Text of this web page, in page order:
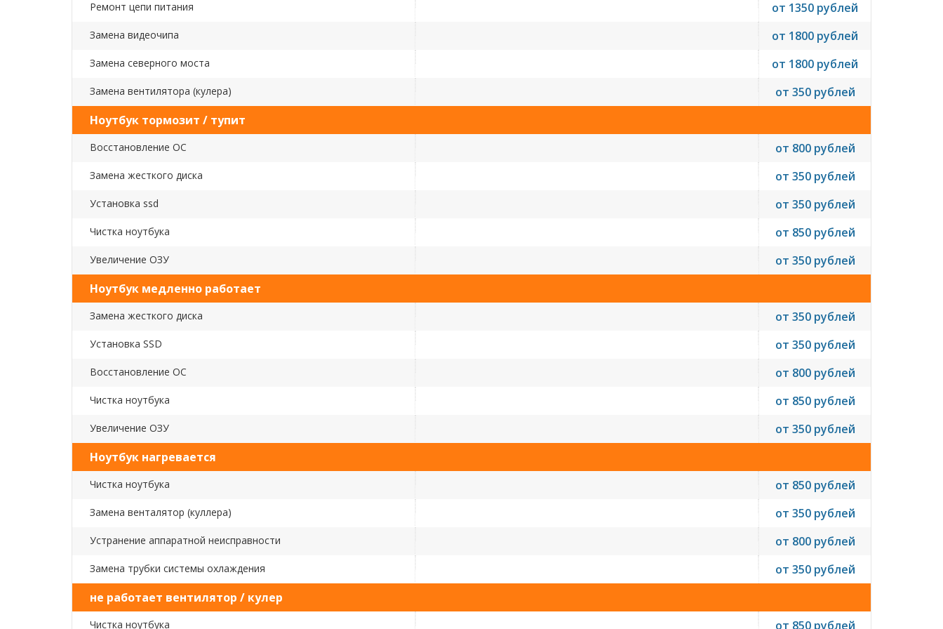
Ремонт цепи питания от 1350 рублей
Замена видеочипа от 1800 рублей
Замена северного моста от 1800 рублей
Замена вентилятора (кулера)
от 350 рублей
Ноутбук тормозит / тупит
Восстановление ОС от 800 рублей
Замена жесткого диска от 350 рублей
Установка ssd от 350 рублей
Чистка ноутбука от 850 рублей
Увеличение ОЗУ
от 350 рублей
Ноутбук медленно работает
Замена жесткого диска от 350 рублей
Установка SSD от 350 рублей
Восстановление ОС от 800 рублей
Чистка ноутбука от 850 рублей
Увеличение ОЗУ
от 350 рублей
Ноутбук нагревается
Чистка ноутбука от 850 рублей
Замена венталятор (куллера) от 350 рублей
Устранение аппаратной неисправности от 800 рублей
Замена трубки системы охлаждения
от 350 рублей
не работает вентилятор / кулер
Чистка ноутбука от 850 рублей